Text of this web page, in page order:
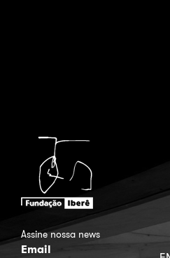
Assine nossa news
Email